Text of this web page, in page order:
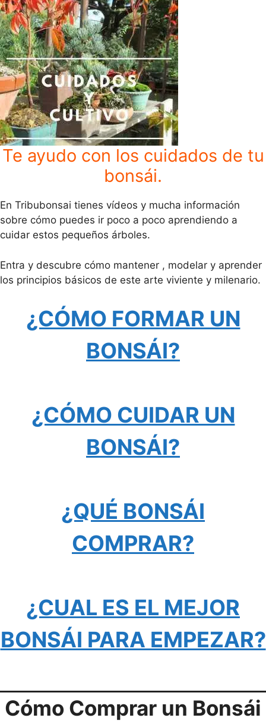
Te ayudo con los cuidados de tu
bonsái.
En Tribubonsai tienes vídeos y mucha información
sobre cómo puedes ir poco a poco aprendiendo a
cuidar estos pequeños árboles.
Entra y descubre cómo mantener , modelar y aprender
los principios básicos de este arte viviente y milenario.
¿CÓMO FORMAR UN
BONSÁI?
¿CÓMO CUIDAR UN
BONSÁI?
¿QUÉ BONSÁI
COMPRAR?
¿CUAL ES EL MEJOR
BONSÁI PARA EMPEZAR?
Cómo Comprar un Bonsái